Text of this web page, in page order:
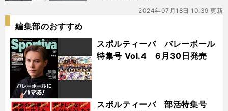
2024年07月18日 10:39 更新
編集部のおすすめ
スポルティーバ バレーボール
特集号 Vol.4 6月30日発売
スポルティーバ 部活特集号